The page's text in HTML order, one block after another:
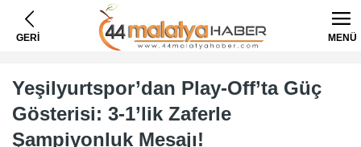
GERİ MENÜ
Yeşilyurtspor’dan Play-Off’ta Güç
Gösterisi: 3-1’lik Zaferle
Şampiyonluk Mesajı!